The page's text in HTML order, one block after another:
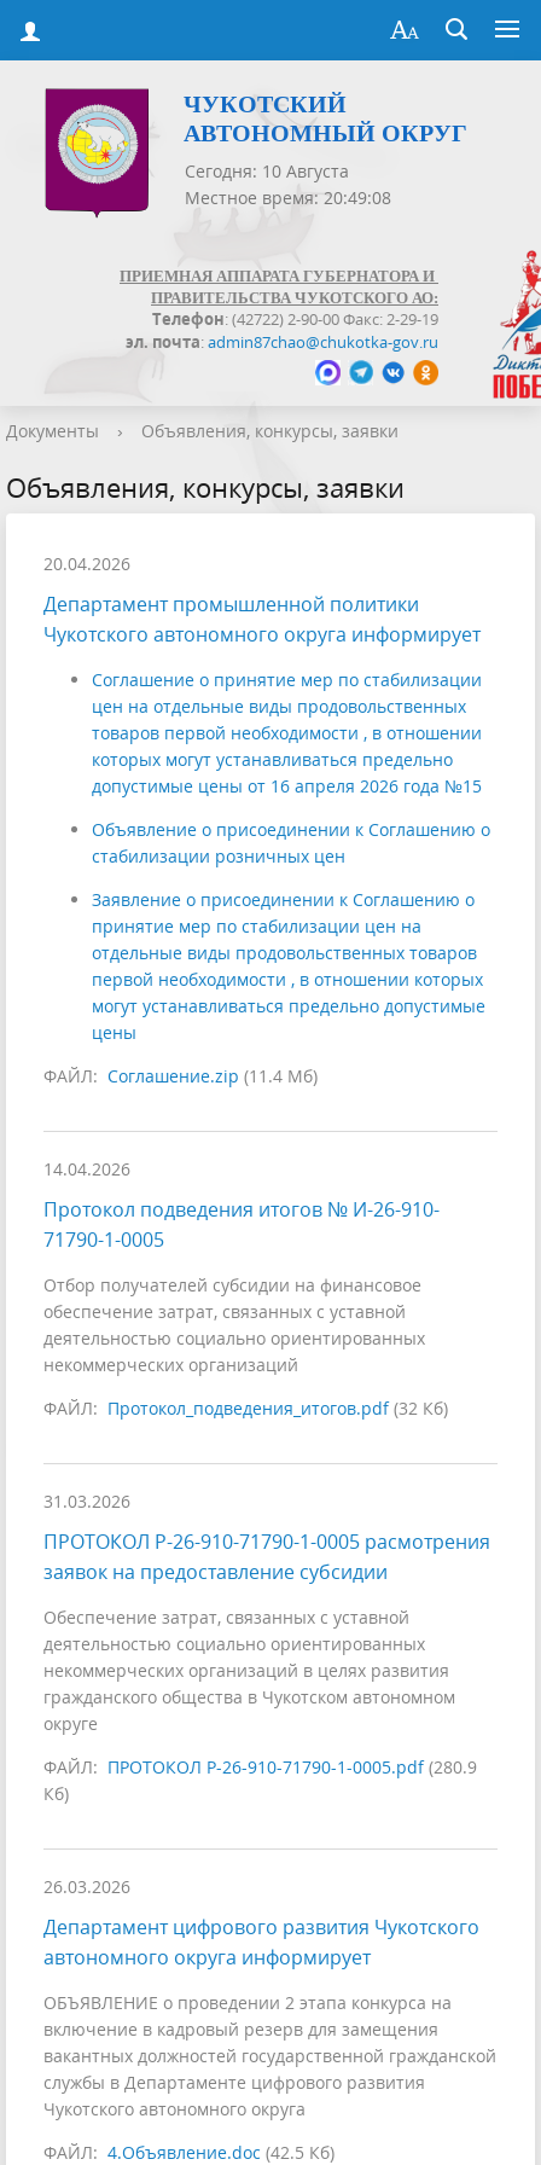
ЧУКОТСКИЙ
АВТОНОМНЫЙ ОКРУГ
Сегодня: 10 Августа
Местное время: 20:49:09
ПРИЕМНАЯ АППАРАТА ГУБЕРНАТОРА И
ПРАВИТЕЛЬСТВА ЧУКОТСКОГО АО:
Телефон: (42722) 2-90-00 Факс: 2-29-19
эл. почта:admin87chao@chukotka-gov.ru
Документы › Объявления, конкурсы, заявки
Объявления, конкурсы, заявки
20.04.2026
Департамент промышленной политики
Чукотского автономного округа информирует
Соглашение о принятие мер по стабилизации
цен на отдельные виды продовольственных
товаров первой необходимости , в отношении
которых могут устанавливаться предельно
допустимые цены от 16 апреля 2026 года №15
Объявление о присоединении к Соглашению о
стабилизации розничных цен
Заявление о присоединении к Соглашению о
принятие мер по стабилизации цен на
отдельные виды продовольственных товаров
первой необходимости , в отношении которых
могут устанавливаться предельно допустимые
цены
ФАЙЛ: Соглашение.zip (11.4 Мб)
14.04.2026
Протокол подведения итогов № И-26-910-
71790-1-0005
Отбор получателей субсидии на финансовое
обеспечение затрат, связанных с уставной
деятельностью социально ориентированных
некоммерческих организаций
ФАЙЛ: Протокол_подведения_итогов.pdf(32 Кб)
31.03.2026
ПРОТОКОЛ Р-26-910-71790-1-0005 расмотрения
заявок на предоставление субсидии
Обеспечение затрат, связанных с уставной
деятельностью социально ориентированных
некоммерческих организаций в целях развития
гражданского общества в Чукотском автономном
округе
ФАЙЛ: ПРОТОКОЛ Р-26-910-71790-1-0005.pdf(280.9
Кб)
26.03.2026
Департамент цифрового развития Чукотского
автономного округа информирует
ОБЪЯВЛЕНИЕ о проведении 2 этапа конкурса на
включение в кадровый резерв для замещения
вакантных должностей государственной гражданской
службы в Департаменте цифрового развития
Чукотского автономного округа
ФАЙЛ: 4.Объявление.doc (42.5 Кб)